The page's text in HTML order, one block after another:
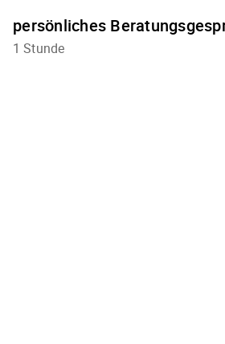
persönliches
1 Stunde